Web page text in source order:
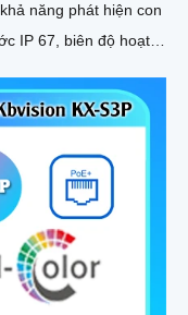
năng phát hiện con
IP 67, biên độ hoạt